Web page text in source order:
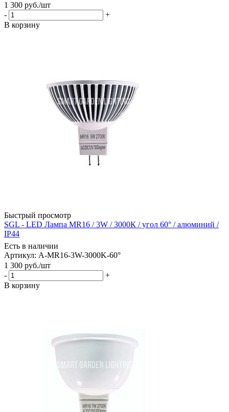
1 300 руб./шт
-
+
В корзину
Быстрый просмотр
SGL - LED Лампа MR16 / 3W / 3000К / угол 60° / алюминий /
IP44
Есть в наличии
Артикул: A-MR16-3W-3000K-60°
1 300 руб./шт
-
+
В корзину